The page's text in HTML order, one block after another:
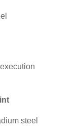
steel